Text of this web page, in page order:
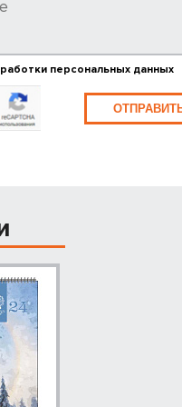
персональных данных